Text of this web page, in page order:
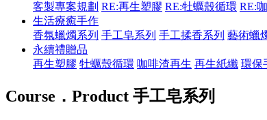
客製專案規劃 RE:再生塑膠 RE:牡蠣殼循環 RE:
生活療癒手作
香氛蠟燭系列 手工皂系列 手工揉香系列 藝術蠟
永續禮贈品
再生塑膠 牡蠣殼循環 咖啡渣再生 再生紙纖 環保
Course．Product 手工皂系列